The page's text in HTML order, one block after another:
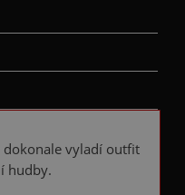
dokonale vyladí outfit
hudby.